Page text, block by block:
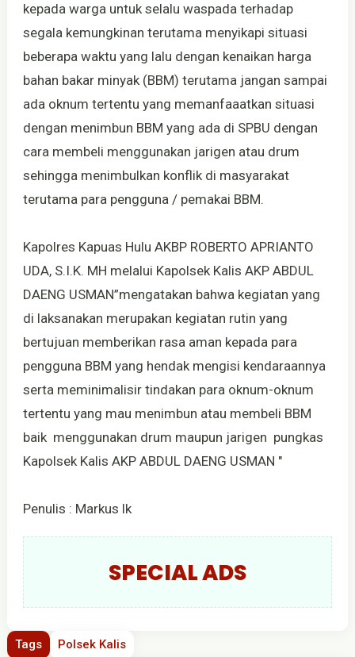
kepada warga untuk selalu waspada terhadap
segala kemungkinan terutama menyikapi situasi
beberapa waktu yang lalu dengan kenaikan harga
bahan bakar minyak (BBM) terutama jangan sampai
ada oknum tertentu yang memanfaaatkan situasi
dengan menimbun BBM yang ada di SPBU dengan
cara membeli menggunakan jarigen atau drum
sehingga menimbulkan konflik di masyarakat
terutama para pengguna / pemakai BBM.
Kapolres Kapuas Hulu AKBP ROBERTO APRIANTO
UDA, S.I.K. MH melalui Kapolsek Kalis AKP ABDUL
DAENG USMAN”mengatakan bahwa kegiatan yang
di laksanakan merupakan kegiatan rutin yang
bertujuan memberikan rasa aman kepada para
pengguna BBM yang hendak mengisi kendaraannya
serta meminimalisir tindakan para oknum-oknum
tertentu yang mau menimbun atau membeli BBM
baik menggunakan drum maupun jarigen pungkas
Kapolsek Kalis AKP ABDUL DAENG USMAN "
Penulis : Markus lk
SPECIAL ADS
Tags Polsek Kalis